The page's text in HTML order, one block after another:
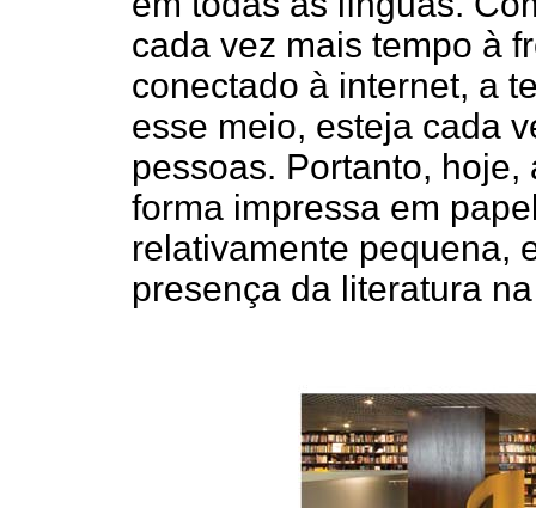
cada vez mais tempo à
conectado à internet, a
esse meio, esteja cada
pessoas. Portanto,
forma impressa em
relativamente pequena,
presença da literatura